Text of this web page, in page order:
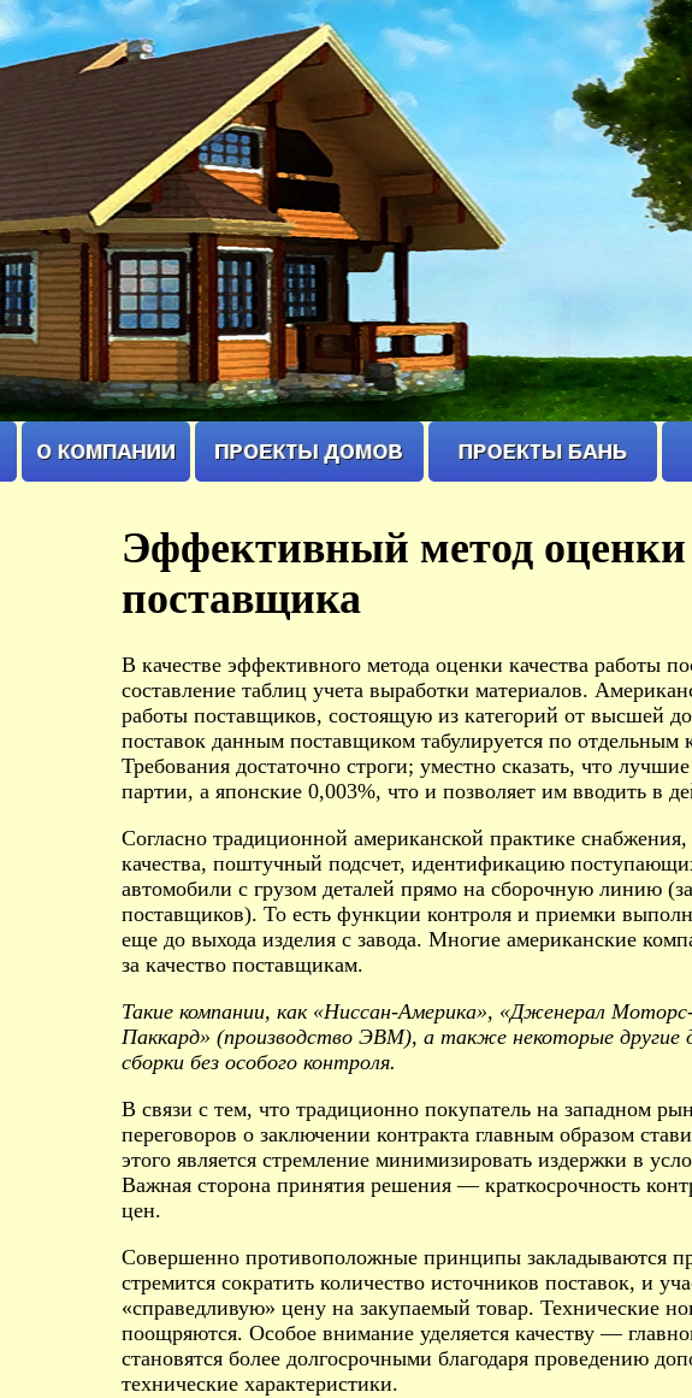
Эффективный метод оценки
поставщика
В качестве эффективного метода оценки качества работы
составление таблиц учета выработки материалов.
работы поставщиков, состоящую из категорий от высшей
поставок данным поставщиком табулируется по отдельным
Требования достаточно строги; уместно сказать, что
партии, а японские 0,003%, что и позволяет им вводить в
Согласно традиционной американской практике
качества, поштучный подсчет, идентификацию
автомобили с грузом деталей прямо на сборочную линию
поставщиков). То есть функции контроля и приемки
еще до выхода изделия с завода. Многие американские
за качество поставщикам.
Такие компании, как «Ниссан-Америка», «Дженерал
Паккард» (производство ЭВМ), а также некоторые другие
сборки без особого контроля.
В связи с тем, что традиционно покупатель на западном
переговоров о заключении контракта главным образом
этого является стремление минимизировать издержки в
Важная сторона принятия решения — краткосрочность
цен.
Совершенно противоположные принципы закладываются
стремится сократить количество источников поставок, и
«справедливую» цену на закупаемый товар. Технические
поощряются. Особое внимание уделяется качеству —
становятся более долгосрочными благодаря проведению
технические характеристики.